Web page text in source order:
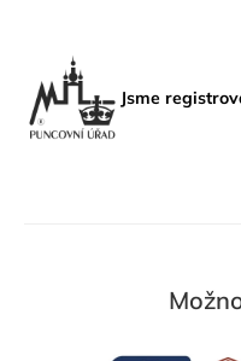
Jsme